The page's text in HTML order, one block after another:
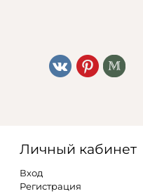
Личный кабинет
Вход
Регистрация